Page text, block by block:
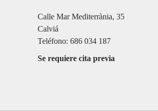
Calle Mar Mediterrània, 35
Calviá
Teléfono: 686 034 187
Se requiere cita previa